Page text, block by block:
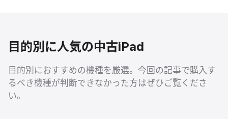
目的別に人気の中古iPad
目的別におすすめの機種を厳選。今回の記事で購入す
るべき機種が判断できなかった方はぜひご覧くださ
い。